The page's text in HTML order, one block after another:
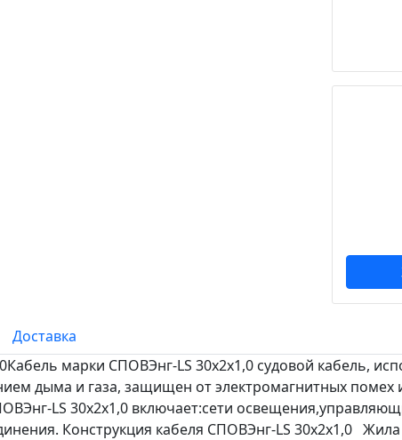
Доставка
марки СПОВЭнг-LS 30х2х1,0 судовой кабель,
дыма и газа, защищен от электромагнитных помех
LS 30х2х1,0 включает:сети
Конструкция кабеля СПОВЭнг-LS 30х2х1,0